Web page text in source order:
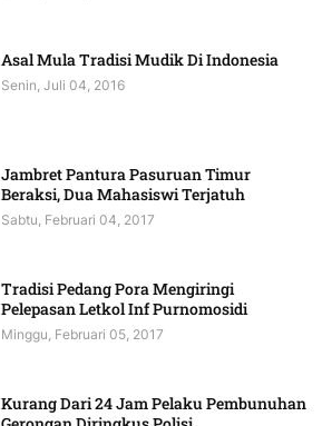
Asal Mula Tradisi Mudik Di Indonesia
Senin, Juli 04, 2016
Jambret Pantura Pasuruan Timur
Beraksi, Dua Mahasiswi Terjatuh
Sabtu, Februari 04, 2017
Tradisi Pedang Pora Mengiringi
Pelepasan Letkol Inf Purnomosidi
Minggu, Februari 05, 2017
Kurang Dari 24 Jam Pelaku Pembunuhan